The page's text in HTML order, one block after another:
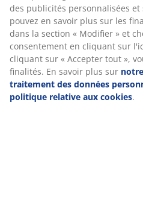
Livraison